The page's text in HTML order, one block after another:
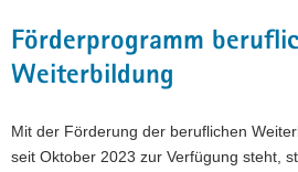
Förderprogramm
Weiterbildung
Mit der Förderung der beruflichen
seit Oktober 2023 zur Verfügung steht,